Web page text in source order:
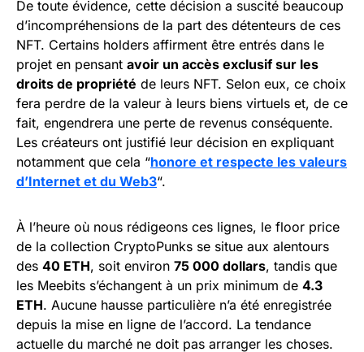
De toute évidence, cette décision a suscité beaucoup
d’incompréhensions de la part des détenteurs de ces
NFT. Certains holders affirment être entrés dans le
projet en pensant avoir un accès exclusif sur les
droits de propriété de leurs NFT. Selon eux, ce choix
fera perdre de la valeur à leurs biens virtuels et, de ce
fait, engendrera une perte de revenus conséquente.
Les créateurs ont justifié leur décision en expliquant
notamment que cela “honore et respecte les valeurs
d’Internet et du Web3“.
À l’heure où nous rédigeons ces lignes, le floor price
de la collection CryptoPunks se situe aux alentours
des 40 ETH, soit environ 75 000 dollars, tandis que
les Meebits s’échangent à un prix minimum de 4.3
ETH. Aucune hausse particulière n’a été enregistrée
depuis la mise en ligne de l’accord. La tendance
actuelle du marché ne doit pas arranger les choses.